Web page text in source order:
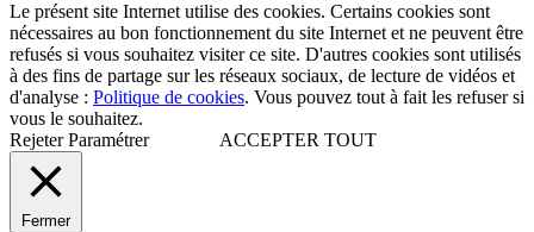
Le présent site Internet utilise des cookies. Certains cookies sont
nécessaires au bon fonctionnement du site Internet et ne peuvent être
refusés si vous souhaitez visiter ce site. D'autres cookies sont utilisés
à des fins de partage sur les réseaux sociaux, de lecture de vidéos et
d'analyse : Politique de cookies. Vous pouvez tout à fait les refuser si
vous le souhaitez.
Rejeter Paramétrer ACCEPTER TOUT
Fermer